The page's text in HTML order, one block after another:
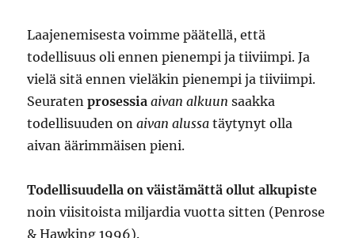
Laajenemisesta voimme päätellä, että
todellisuus oli ennen pienempi ja tiiviimpi. Ja
vielä sitä ennen vieläkin pienempi ja tiiviimpi.
Seuratenprosessia aivan alkuun saakka
todellisuuden onaivan alussa täytynyt olla
aivan äärimmäisen pieni.
Todellisuudella on väistämättä ollut alkupiste
noin viisitoista miljardia vuotta sitten (Penrose
& Hawking 1996).